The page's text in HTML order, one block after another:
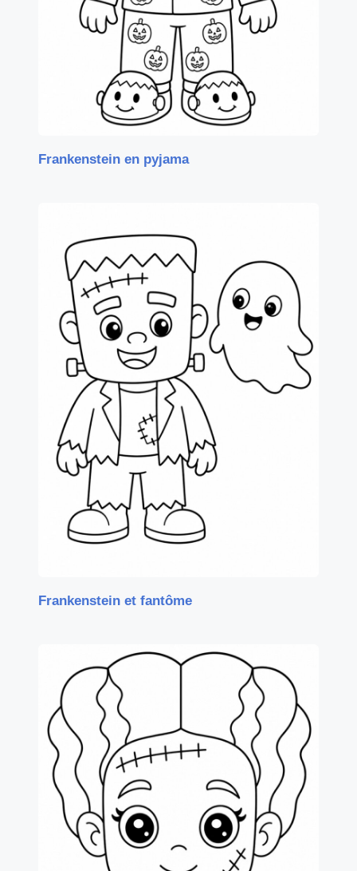
Frankenstein en pyjama
Frankenstein et fantôme